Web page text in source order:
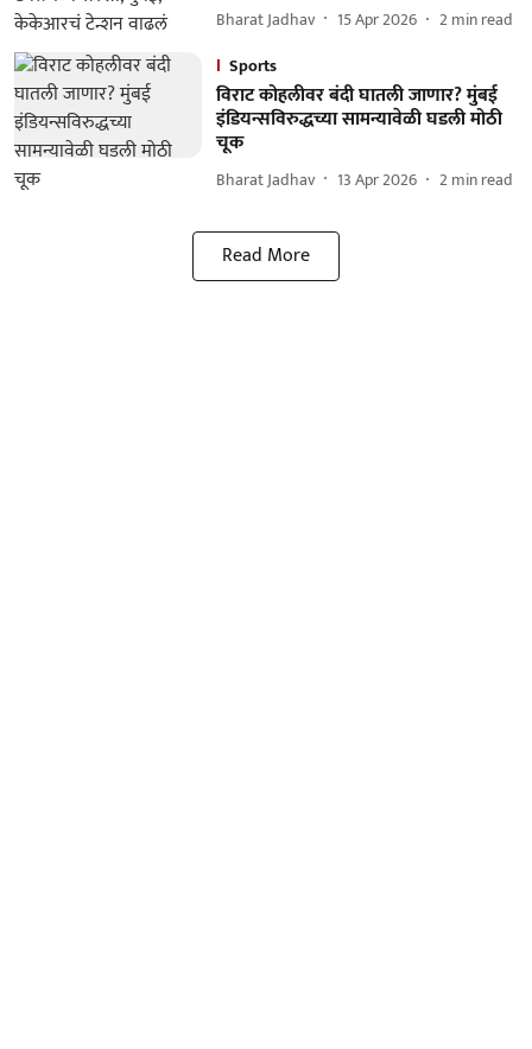
Bharat Jadhav 15 Apr 2026 2min read
Sports
विराट कोहलीवर बंदी घातली जाणार? मुंबई
इंडियन्सविरुद्धच्या सामन्यावेळी घडली मोठी
चूक
Bharat Jadhav 13 Apr 2026 2min read
Read More